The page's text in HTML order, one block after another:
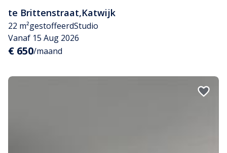
te Brittenstraat,Katwijk
22 m²gestoffeerdStudio
Vanaf 15 Aug 2026
€ 650/maand